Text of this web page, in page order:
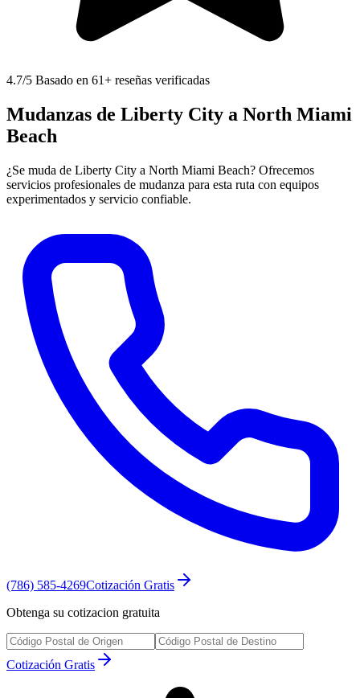
4.7/5 Basado en 61+ reseñas verificadas
Mudanzas de Liberty City a North Miami
Beach
¿Se muda de Liberty City a North Miami Beach? Ofrecemos
servicios profesionales de mudanza para esta ruta con equipos
experimentados y servicio confiable.
(786) 585-4269Cotización Gratis
Obtenga su cotizacion gratuita
Cotización Gratis